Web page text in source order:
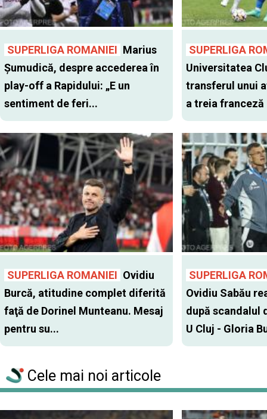
SUPERLIGA ROMANIEI Marius
Șumudică, despre accederea în
play-off a Rapidului: „E un
sentiment de feri...
SUPERLIGA
Universitatea
transferul unui
a treia franceză
SUPERLIGA ROMANIEI Ovidiu
Burcă, atitudine complet diferită
faţă de Dorinel Munteanu. Mesaj
pentru su...
SUPERLIGA
Ovidiu Sabău
după scandalul
U Cluj - Gloria
Cele mai noi articole